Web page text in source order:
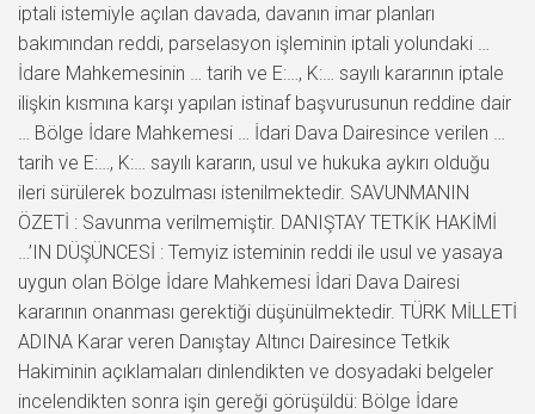
iptali istemiyle açılan davada, davanın imar planları
bakımından reddi, parselasyon işleminin iptali yolundaki …
İdare Mahkemesinin … tarih ve E:…, K:… sayılı kararının iptale
ilişkin kısmına karşı yapılan istinaf başvurusunun reddine dair
… Bölge İdare Mahkemesi … İdari Dava Dairesince verilen …
tarih ve E:…, K:… sayılı kararın, usul ve hukuka aykırı olduğu
ileri sürülerek bozulması istenilmektedir. SAVUNMANIN
ÖZETİ : Savunma verilmemiştir. DANIŞTAY TETKİK HAKİMİ
…’IN DÜŞÜNCESİ : Temyiz isteminin reddi ile usul ve yasaya
uygun olan Bölge İdare Mahkemesi İdari Dava Dairesi
kararının onanması gerektiği düşünülmektedir. TÜRK MİLLETİ
ADINA Karar veren Danıştay Altıncı Dairesince Tetkik
Hakiminin açıklamaları dinlendikten ve dosyadaki belgeler
incelendikten sonra işin gereği görüşüldü: Bölge İdare